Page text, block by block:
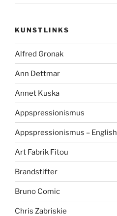
KUNSTLINKS
Alfred Gronak
Ann Dettmar
Annet Kuska
Appspressionismus
Appspressionismus – English
Art Fabrik Fitou
Brandstifter
Bruno Comic
Chris Zabriskie